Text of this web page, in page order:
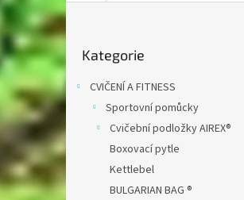
P
o
s
t
r
a
n
n
í
p
a
kategorie
Kategorie
CVIČENÍ A FITNESS
Sportovní pomůcky
Cvičební podložky AIREX®
Boxovací pytle
Kettlebel
BULGARIAN BAG ®